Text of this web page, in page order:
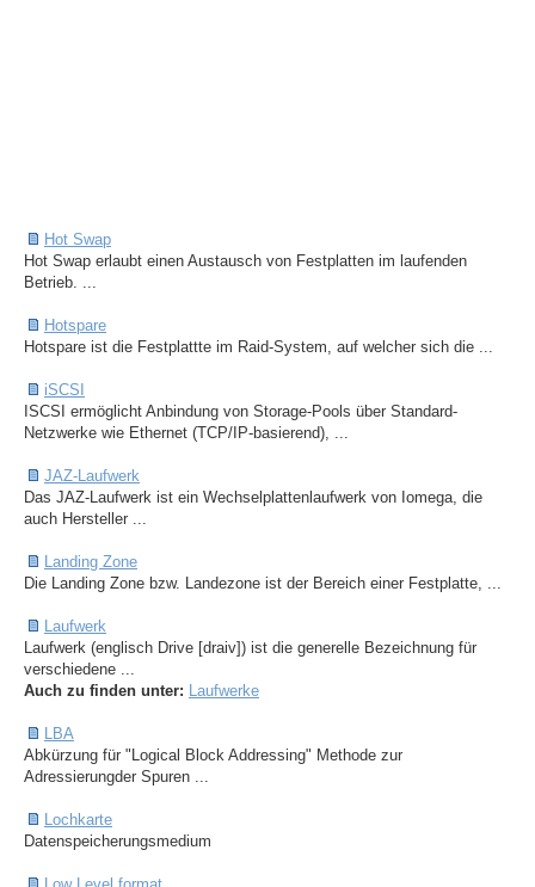
Hot Swap
Hot Swap erlaubt einen Austausch von Festplatten im laufenden
Betrieb. ...
Hotspare
Hotspare ist die Festplattte im Raid-System, auf welcher sich die ...
iSCSI
ISCSI ermöglicht Anbindung von Storage-Pools über Standard-
Netzwerke wie Ethernet (TCP/IP-basierend), ...
JAZ-Laufwerk
Das JAZ-Laufwerk ist ein Wechselplattenlaufwerk von Iomega, die
auch Hersteller ...
Landing Zone
Die Landing Zone bzw. Landezone ist der Bereich einer Festplatte, ...
Laufwerk
Laufwerk (englisch Drive [draiv]) ist die generelle Bezeichnung für
verschiedene ...
Auch zu finden unter: Laufwerke
LBA
Abkürzung für "Logical Block Addressing" Methode zur
Adressierungder Spuren ...
Lochkarte
Datenspeicherungsmedium